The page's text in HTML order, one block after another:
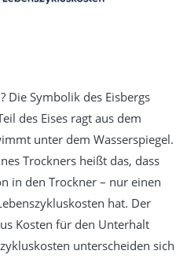
Die Symbolik des Eisbergs
des Eises ragt aus dem
unter dem Wasserspiegel.
Trockners heißt das, dass
in den Trockner – nur einen
hat. Der
Kosten für den Unterhalt
unterscheiden sich